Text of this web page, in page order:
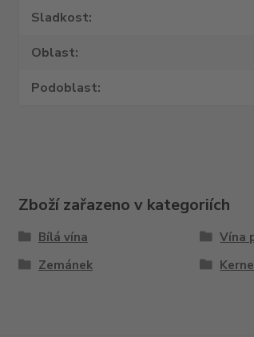
Sladkost
Oblast
Podoblast
Zboží zařazeno v kategoriích
Bílá vína Vína
Zemánek